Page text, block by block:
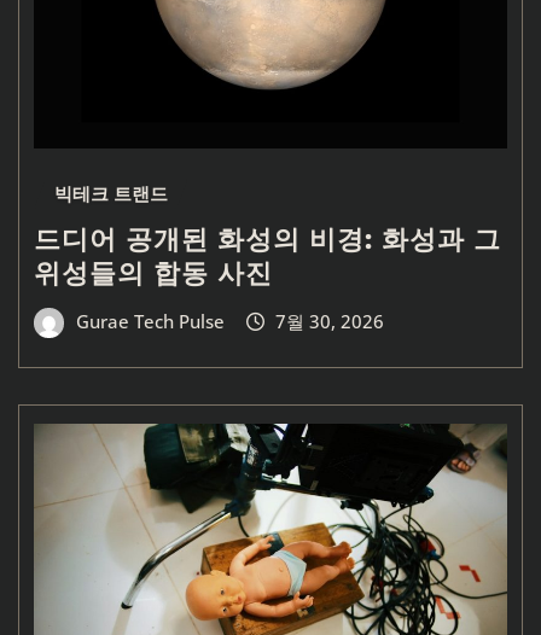
빅테크 트랜드
드디어 공개된 화성의 비경: 화성과 그
위성들의 합동 사진
Gurae Tech Pulse 7월 30, 2026